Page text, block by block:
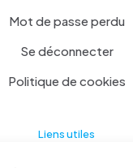
Mot de passe perdu
Se déconnecter
Politique de cookies
Liens utiles